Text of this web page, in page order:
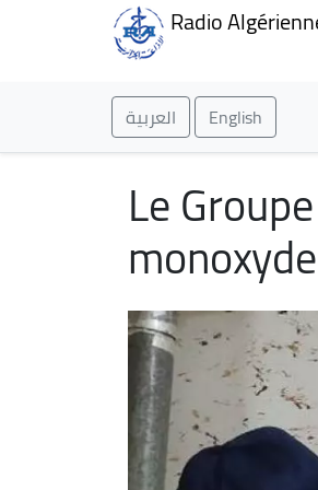
Radio
العربية English
Le